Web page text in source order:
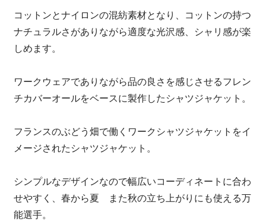
コットンとナイロンの混紡素材となり、コットンの持つ
ナチュラルさがありながら適度な光沢感、シャリ感が楽
しめます。
ワークウェアでありながら品の良さを感じさせるフレン
チカバーオールをベースに製作したシャツジャケット。
フランスのぶどう畑で働くワークシャツジャケットをイ
メージされたシャツジャケット。
シンプルなデザインなので幅広いコーディネートに合わ
せやすく、春から夏 また秋の立ち上がりにも使える万
能選手。